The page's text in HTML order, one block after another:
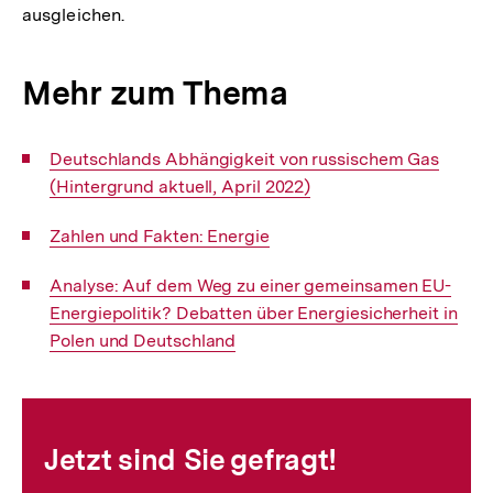
ausgleichen.
Mehr zum Thema
Interner
Link:
Deutschlands Abhängigkeit von russischem Gas
(Hintergrund aktuell, April 2022)
Interner
Zahlen und Fakten: Energie
Interner
Link:
Analyse: Auf dem Weg zu einer gemeinsamen EU-
Energiepolitik? Debatten über Energiesicherheit in
Polen und Deutschland
Jetzt sind Sie gefragt!